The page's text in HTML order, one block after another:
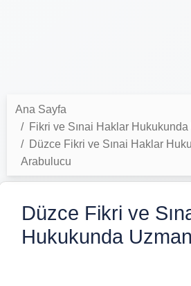
Ana Sayfa
Fikri ve Sınai Haklar
Düzce Fikri ve Sınai Haklar
Arabulucu
Düzce Fikri ve
Hukukunda